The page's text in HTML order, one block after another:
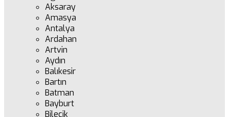
Aksaray
Amasya
Antalya
Ardahan
Artvin
Aydın
Balıkesir
Bartın
Batman
Bayburt
Bilecik